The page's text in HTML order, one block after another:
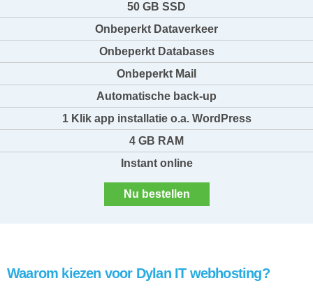
50 GB SSD
Onbeperkt Dataverkeer
Onbeperkt Databases
Onbeperkt Mail
Automatische back-up
1 Klik app installatie o.a. WordPress
4 GB RAM
Instant online
Nu bestellen
Waarom kiezen voor Dylan IT webhosting?